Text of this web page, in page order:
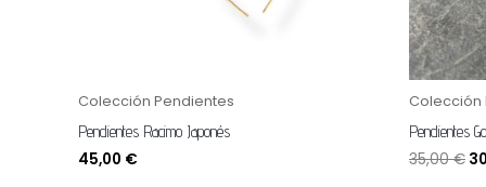
Colección Pendientes
Pendientes Racimo Japonés
45,00 €
Colección
Pendientes
35,00€